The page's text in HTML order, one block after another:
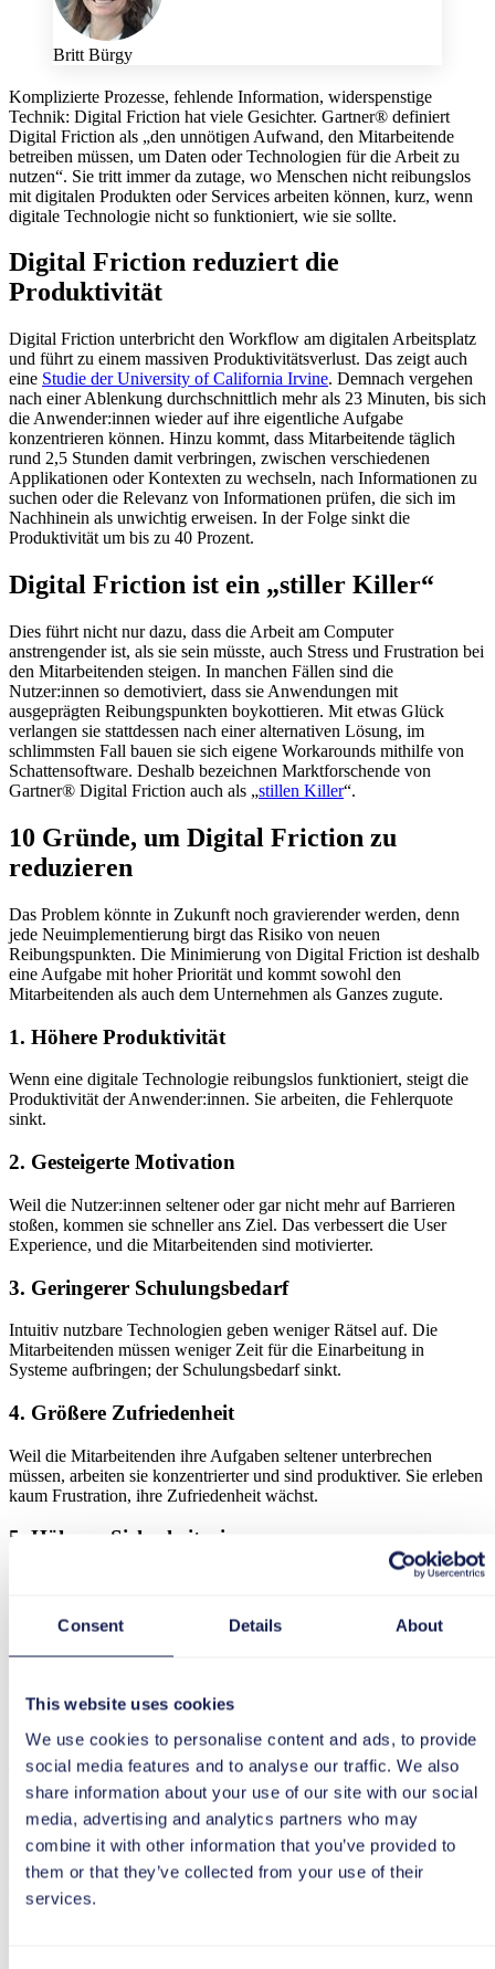
Consent Details About
This website uses cookies
We use cookies to personalise content and ads, to provide
social media features and to analyse our traffic. We also
share information about your use of our site with our social
media, advertising and analytics partners who may
combine it with other information that you’ve provided to
them or that they’ve collected from your use of their
services.
Britt Bürgy
Komplizierte Prozesse, fehlende Information, widerspenstige
Technik: Digital Friction hat viele Gesichter. Gartner® definiert
Digital Friction als „den unnötigen Aufwand, den Mitarbeitende
betreiben müssen, um Daten oder Technologien für die Arbeit zu
nutzen“. Sie tritt immer da zutage, wo Menschen nicht reibungslos
mit digitalen Produkten oder Services arbeiten können, kurz, wenn
digitale Technologie nicht so funktioniert, wie sie sollte.
Digital Friction reduziert die
Produktivität
Digital Friction unterbricht den Workflow am digitalen Arbeitsplatz
und führt zu einem massiven Produktivitätsverlust. Das zeigt auch
eine Studie der University of California Irvine. Demnach vergehen
nach einer Ablenkung durchschnittlich mehr als 23 Minuten, bis sich
die Anwender:innen wieder auf ihre eigentliche Aufgabe
konzentrieren können. Hinzu kommt, dass Mitarbeitende täglich
rund 2,5 Stunden damit verbringen, zwischen verschiedenen
Applikationen oder Kontexten zu wechseln, nach Informationen zu
suchen oder die Relevanz von Informationen prüfen, die sich im
Nachhinein als unwichtig erweisen. In der Folge sinkt die
Produktivität um bis zu 40 Prozent.
Digital Friction ist ein „stiller Killer“
Dies führt nicht nur dazu, dass die Arbeit am Computer
anstrengender ist, als sie sein müsste, auch Stress und Frustration bei
den Mitarbeitenden steigen. In manchen Fällen sind die
Nutzer:innen so demotiviert, dass sie Anwendungen mit
ausgeprägten Reibungspunkten boykottieren. Mit etwas Glück
verlangen sie stattdessen nach einer alternativen Lösung, im
schlimmsten Fall bauen sie sich eigene Workarounds mithilfe von
Schattensoftware. Deshalb bezeichnen Marktforschende von
Gartner® Digital Friction auch als „stillen Killer“.
10 Gründe, um Digital Friction zu
reduzieren
Das Problem könnte in Zukunft noch gravierender werden, denn
jede Neuimplementierung birgt das Risiko von neuen
Reibungspunkten. Die Minimierung von Digital Friction ist deshalb
eine Aufgabe mit hoher Priorität und kommt sowohl den
Mitarbeitenden als auch dem Unternehmen als Ganzes zugute.
1. Höhere Produktivität
Wenn eine digitale Technologie reibungslos funktioniert, steigt die
Produktivität der Anwender:innen. Sie arbeiten, die Fehlerquote
sinkt.
2. Gesteigerte Motivation
Weil die Nutzer:innen seltener oder gar nicht mehr auf Barrieren
stoßen, kommen sie schneller ans Ziel. Das verbessert die User
Experience, und die Mitarbeitenden sind motivierter.
3. Geringerer Schulungsbedarf
Intuitiv nutzbare Technologien geben weniger Rätsel auf. Die
Mitarbeitenden müssen weniger Zeit für die Einarbeitung in
Systeme aufbringen; der Schulungsbedarf sinkt.
4. Größere Zufriedenheit
Weil die Mitarbeitenden ihre Aufgaben seltener unterbrechen
müssen, arbeiten sie konzentrierter und sind produktiver. Sie erleben
kaum Frustration, ihre Zufriedenheit wächst.
5. Höheres Sicherheitsniveau
Da Fehlerquellen vermieden werden, können Mitarbeitende die
Das Unternehmen ist besser gegen Verstöße, Datenverlust und
Mitarbeitenden für Veränderungen. Das Unternehmen wird
anpassungsfähiger und kann Technologien schnell effizient nutzen.
7. Verlässliche Datenqualität
Eine hohe Bediensicherheit steigert die Qualität der Daten.
Entscheidungen auf Datenbasis können in Echtzeit getroffen
werden. Das erhöht die Effizienz im ganzen Unternehmen.